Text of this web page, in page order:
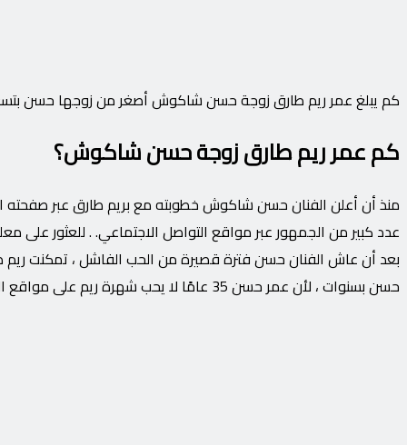
كم يبلغ عمر ريم طارق زوجة حسن شاكوش أصغر من زوجها حسن
كم عمر ريم طارق زوجة حسن شاكوش؟
منذ أن أعلن الفنان حسن شاكوش خطوبته مع بريم طارق عبر صفحته
عدد كبير من الجمهور عبر مواقع التواصل الاجتماعي. . للعثور
حسن بسنوات ، لأن عمر حسن 35 عامًا لا يحب شهرة ريم على مواقع التواصل الاجتماعي.